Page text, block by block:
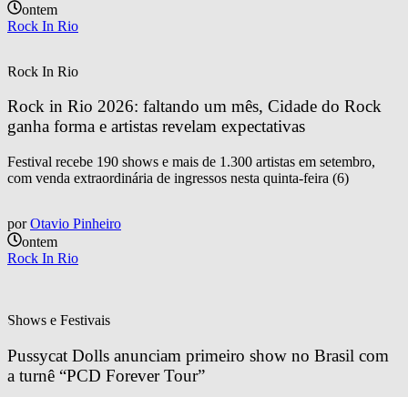
ontem
Rock In Rio
Rock In Rio
Rock in Rio 2026: faltando um mês, Cidade do Rock
ganha forma e artistas revelam expectativas
Festival recebe 190 shows e mais de 1.300 artistas em setembro,
com venda extraordinária de ingressos nesta quinta-feira (6)
por Otavio Pinheiro
ontem
Rock In Rio
Shows e Festivais
Pussycat Dolls anunciam primeiro show no Brasil com
a turnê “PCD Forever Tour”